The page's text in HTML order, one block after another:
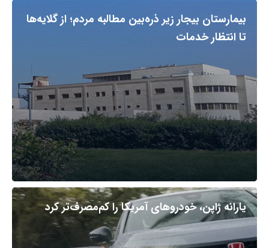
بیمارستان بیجار زیر ذره‌بین مطالبه مردم؛ از گلایه‌ها
تا انتظار خدمات
یارانه ژاپن، خودروهای آمریکا را کم‌مصرف‌تر کرد